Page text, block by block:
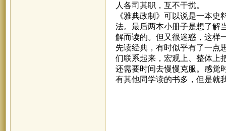
人各司其职，互不干扰。
《雅典政制》可以说是一本
法。最后两本小册子是想了解
解而读的。但又很迷惑，这样
先读经典，有时似乎有了一点
们联系起来，宏观上、整体上
还需要时间去慢慢克服。感觉
有其他同学读的书多，但是就